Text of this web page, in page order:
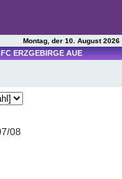
Montag, der 10. August 2026
ERZGEBIRGE AUE
08